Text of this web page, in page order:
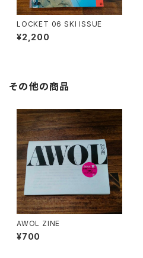
LOCKET 06 SKI ISSUE
¥2,200
その他の商品
AWOL ZINE
¥700